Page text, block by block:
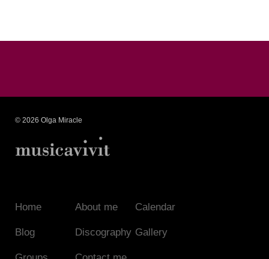
© 2026 Olga Miracle
Home About me Calendar
Blog Discography Gallery